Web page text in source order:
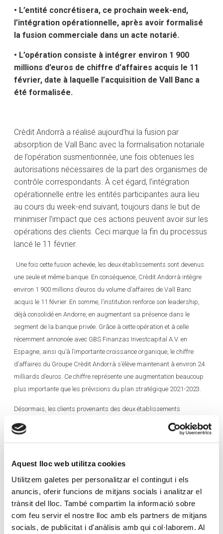
Aquest lloc web utilitza cookies
Utilitzem galetes per personalitzar el contingut i els
anuncis, oferir funcions de mitjans socials i analitzar el
trànsit del lloc. També compartim la informació sobre
com feu servir el nostre lloc amb els partners de mitjans
socials, de publicitat i d'anàlisis amb qui col·laborem. Al
• L’entité concrétisera, ce prochain week-end,
l’intégration opérationnelle, après avoir formalisé
la fusion commerciale dans un acte notarié.
• L’opération consiste à intégrer environ 1 900
millions d’euros de chiffre d’affaires acquis le 11
février, date à laquelle l’acquisition de Vall Banc a
été formalisée.
Crèdit Andorrà a réalisé aujourd’hui la fusion par
absorption de Vall Banc avec la formalisation notariale
de l’opération susmentionnée, une fois obtenues les
autorisations nécessaires de la part des organismes de
contrôle correspondants. À cet égard, l’intégration
opérationnelle entre les entités participantes aura lieu
au cours du week-end suivant, toujours dans le but de
minimiser l’impact que ces actions peuvent avoir sur les
opérations des clients. Ceci marque la fin du processus
lancé le 11 février.
Une fois cette fusion achevée, les deux établissements sont devenus
une seule et même banque. En conséquence, Crèdit Andorrà intègre
environ 1 900 millions d’euros du volume d’affaires de Vall Banc
acquis le 11 février. En somme, l’institution renforce son leadership,
déjà consolidé en Andorre, en augmentant sa présence dans le
segment de la banque privée. Grâce à cette opération et à celle
récemment annoncée avec GBS Finanzas Investcapital A.V. en
Espagne, ainsi qu’à l’importante croissance organique, le chiffre
d’affaires du Groupe Crèdit Andorrà s’élève maintenant à environ 24
milliards d’euros. Ce chiffre représente une augmentation beaucoup
plus importante que les prévisions du plan stratégique 2021-2023.
Désormais, les clients provenants des deux établissements
disposeront d’une offre de valeur axée tant sur la banque
commerciale que sur la banque privée et les assurances, et centrée
Crèdit Andorrà ajoutera une agence dédiée aux services de banque
privée dans le bâtiment qui, jusqu’à présent, était le siège de Vall
Banc à Escaldes-Engordany. Les trois autres agences de Vall Banc,
situées à Escaldes-Engordany, Andorre-la-Vieille et la Massana,